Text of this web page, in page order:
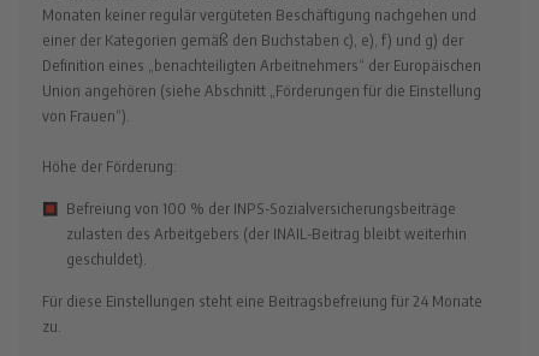
Monaten keiner regulär vergüteten Beschäftigung nachgehen und
einer der Kategorien gemäß den Buchstaben c), e), f) und g) der
Definition eines „benachteiligten Arbeitnehmers“ der Europäischen
Union angehören (siehe Abschnitt „Förderungen für die Einstellung
von Frauen“).
Höhe der Förderung:
Befreiung von 100 % der INPS-Sozialversicherungsbeiträge
zulasten des Arbeitgebers (der INAIL-Beitrag bleibt weiterhin
geschuldet).
Für diese Einstellungen steht eine Beitragsbefreiung für 24 Monate
zu.